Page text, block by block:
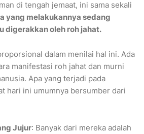
di tengah jemaat, ini sama sekali
yang melakukannya sedang
digerakkan oleh roh jahat.
dalam menilai hal ini. Ada
manifestasi roh jahat dan murni
Apa yang terjadi pada
hari ini umumnya bersumber dari
Jujur: Banyak dari mereka adalah